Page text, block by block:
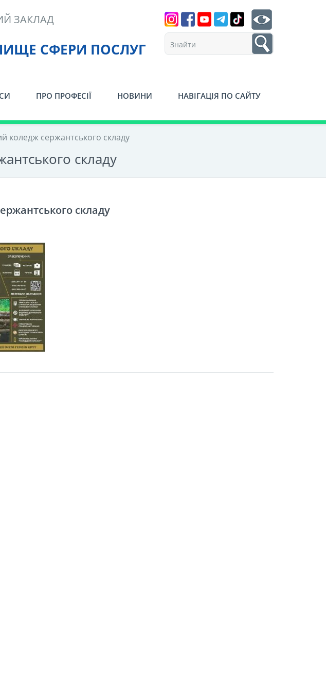
СФЕРИ ПОСЛУГ
ЗАКЛАД
1
ПРО ПРОФЕСІЇ НОВИНИ НАВІГАЦІЯ ПО САЙТУ
коледж сержантського складу
складу
складу